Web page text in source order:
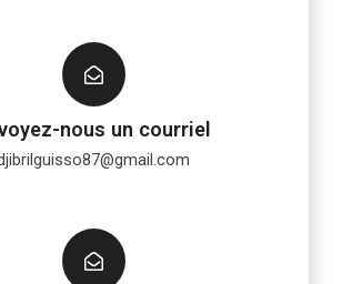
nous un courriel